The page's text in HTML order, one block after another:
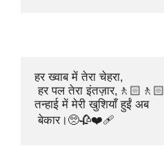
हर ख्वाब में तेरा चेहरा,
हर पल तेरा इंतज़ार,🚶🏻🚶🏻
तन्हाई में मेरी खुशियाँ हुईं अब
बेकार।🥺🥀❤️‍🩹